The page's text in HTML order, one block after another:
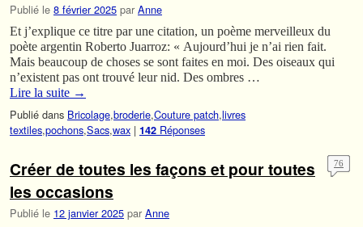
Publié le 8 février 2025 par Anne
Et j’explique ce titre par une citation, un poème merveilleux du
poète argentin Roberto Juarroz: « Aujourd’hui je n’ai rien fait.
Mais beaucoup de choses se sont faites en moi. Des oiseaux qui
n’existent pas ont trouvé leur nid. Des ombres …
Lire la suite →
Publié dans Bricolage,broderie,Couture patch,livres
textiles,pochons,Sacs,wax | 142 Réponses
Créer de toutes les façons et pour toutes
les occasions
Publié le 12 janvier 2025 par Anne
76